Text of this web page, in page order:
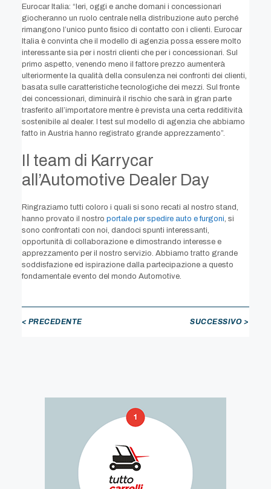
Eurocar Italia: “Ieri, oggi e anche domani i concessionari
giocheranno un ruolo centrale nella distribuzione auto perché
rimangono l’unico punto fisico di contatto con i clienti. Eurocar
Italia è convinta che il modello di agenzia possa essere molto
interessante sia per i nostri clienti che per i concessionari. Sul
primo aspetto, venendo meno il fattore prezzo aumenterà
ulteriormente la qualità della consulenza nei confronti dei clienti,
basata sulle caratteristiche tecnologiche dei mezzi. Sul fronte
dei concessionari, diminuirà il rischio che sarà in gran parte
trasferito all’importatore mentre è prevista una certa redditività
sostenibile al dealer. I test sul modello di agenzia che abbiamo
fatto in Austria hanno registrato grande apprezzamento”.
Il team di Karrycar
all’Automotive Dealer Day
Ringraziamo tutti coloro i quali si sono recati al nostro stand,
hanno provato il nostro portale per spedire auto e furgoni, si
sono confrontati con noi, dandoci spunti interessanti,
opportunità di collaborazione e dimostrando interesse e
apprezzamento per il nostro servizio. Abbiamo tratto grande
soddisfazione ed ispirazione dalla partecipazione a questo
fondamentale evento del mondo Automotive.
< PRECEDENTE SUCCESSIVO >